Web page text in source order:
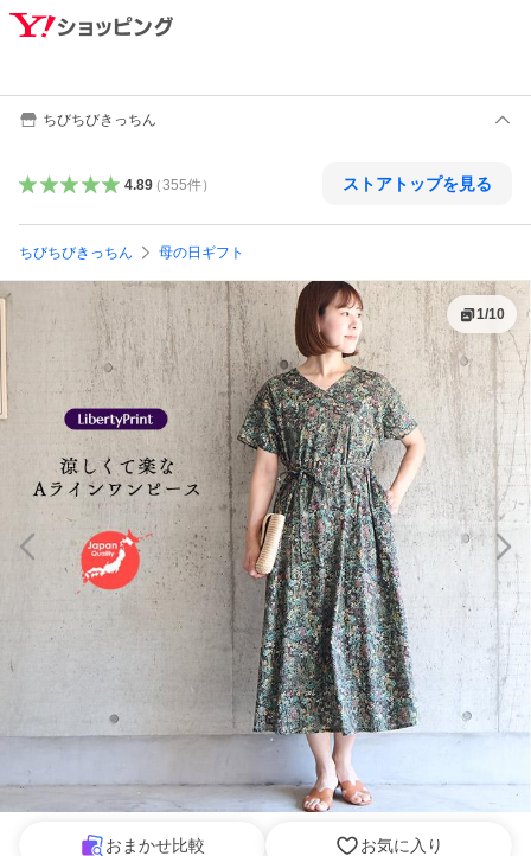
ちびちびきっちん
4.89（355件） ストアトップを見る
ちびちびきっちん 母の日ギフト
1/10
おまかせ比較 お気に入り